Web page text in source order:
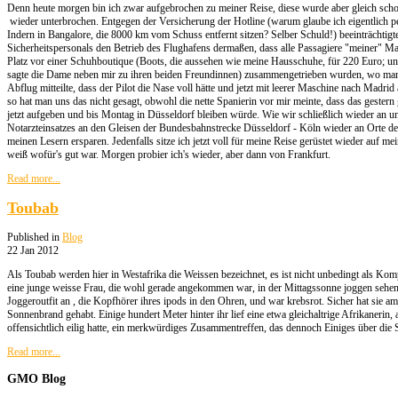
Denn heute morgen bin ich zwar aufgebrochen zu meiner Reise, diese wurde aber gleich
wieder unterbrochen. Entgegen der Versicherung der Hotline (warum glaube ich eigentlich
Indern in Bangalore, die 8000 km vom Schuss entfernt sitzen? Selber Schuld!)
Sicherheitspersonals den Betrieb des Flughafens dermaßen, dass alle Passagiere "meiner"
Platz vor einer Schuhboutique (Boots, die aussehen wie meine Hausschuhe, für 220 Euro;
sagte die Dame neben mir zu ihren beiden Freundinnen) zusammengetrieben wurden, wo
Abflug mitteilte, dass der Pilot die Nase voll hätte und jetzt mit leerer Maschine nach Madrid
so hat man uns das nicht gesagt, obwohl die nette Spanierin vor mir meinte, dass das
jetzt aufgeben und bis Montag in Düsseldorf bleiben würde. Wie wir schließlich wieder an
Notarzteinsatzes an den Gleisen der Bundesbahnstrecke Düsseldorf - Köln wieder an Orte
meinen Lesern ersparen. Jedenfalls sitze ich jetzt voll für meine Reise gerüstet wieder auf
weiß wofür's gut war. Morgen probier ich's wieder, aber dann von Frankfurt.
Read more...
Toubab
Published in Blog
22 Jan 2012
Als Toubab werden hier in Westafrika die Weissen bezeichnet, es ist nicht unbedingt als
eine junge weisse Frau, die wohl gerade angekommen war, in der Mittagssonne joggen
Joggeroutfit an , die Kopfhörer ihres ipods in den Ohren, und war krebsrot. Sicher hat sie
Sonnenbrand gehabt. Einige hundert Meter hinter ihr lief eine etwa gleichaltrige Afrikanerin,
offensichtlich eilig hatte, ein merkwürdiges Zusammentreffen, das dennoch Einiges über die
Read more...
GMO Blog